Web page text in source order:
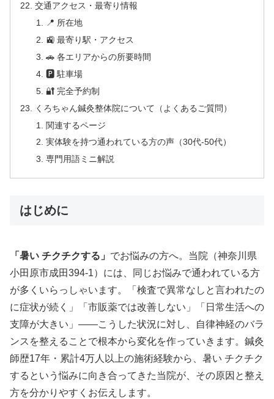
交通アクセス・最寄り情報
📍 所在地
🚉 最寄り駅・アクセス
🚗 各エリアからの所要時間
🅿 駐車場
🔐 完全予約制
くろちゃん鍼灸整体院について（よくあるご質問）
関連するページ
実体験を持つ通われている方の声（30代-50代）
専門用語ミニ解説
はじめに
「暑い チクチクする」 でお悩みの方へ。当院（神奈川県
小田原市成田394-1）には、同じお悩みで通われている方
が多くいらっしゃいます。「検査で異常なしと言われたの
に症状が続く」「市販薬では改善しない」「日常生活への
支障が大きい」——こうした状況に対し、自律神経のバラ
ンスを整えることで根本から変化を作っていきます。鍼灸
師歴17年・累計4万人以上の施術経験から、暑い チクチク
するという悩みに向き合ってきた当院が、その原因と整え
方を分かりやすくお伝えします。